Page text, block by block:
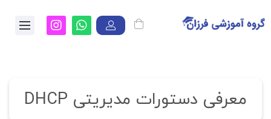
معرفی دستورات مدیریتی DHCP